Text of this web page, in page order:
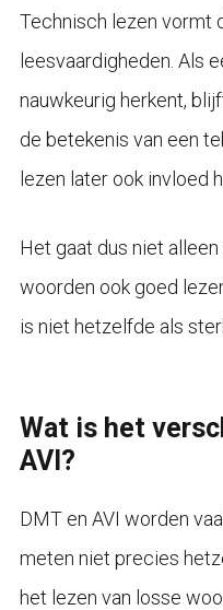
Technisch lezen vormt
leesvaardigheden. Als
nauwkeurig herkent,
de betekenis van een
lezen later ook invloed
Het gaat dus niet
woorden ook goed
is niet hetzelfde als
Wat is het
AVI?
DMT en AVI worden
meten niet precies
het lezen van losse